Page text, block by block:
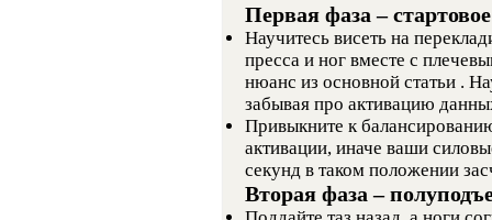
Первая фаза –
Научитесь висеть на
пресса и ног вместе с
нюанс из основной статьи .
забывая про активацию
Привыкните к
активации, иначе ваши
секунд в таком положении
Вторая фаза –